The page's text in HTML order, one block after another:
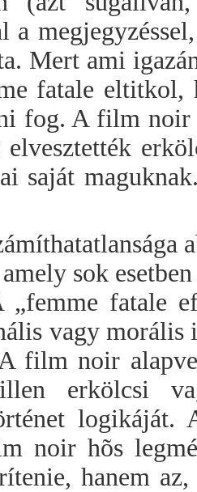
a
Mert ami
fatale eltitkol,
fog. A film
saját
sok
fatale
vagy morális
film noir
erkölcsi
logikáját.
noir hõs
hanem